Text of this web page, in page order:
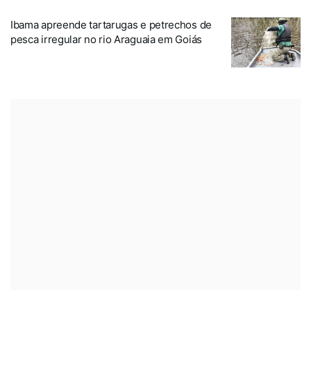
Ibama apreende tartarugas e petrechos de
pesca irregular no rio Araguaia em Goiás